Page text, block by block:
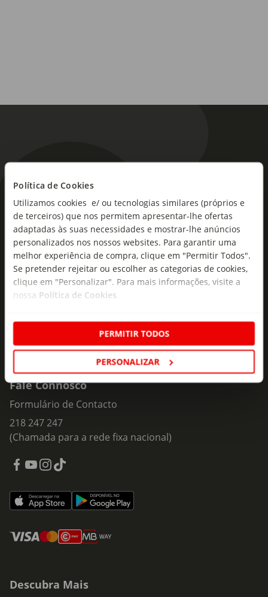
Política de Cookies
Utilizamos cookies e/ ou tecnologias similares (próprios e
de terceiros) que nos permitem apresentar-lhe ofertas
adaptadas às suas necessidades e mostrar-lhe anúncios
personalizados nos nossos websites. Para garantir uma
melhor experiência de compra, clique em "Permitir Todos".
Se pretender rejeitar ou escolher as categorias de cookies,
clique em "Personalizar". Para mais informações, visite a
nossa Política de Cookies.
PERMITIR TODOS
PERSONALIZAR
As novidades mais frescas no
seu e-mail!
Subscreva e descubra campanhas exclusivas,
ofertas e novidades para si.
Insira o seu e-
mail
Subscrever
Fale Connosco
Formulário de Contacto
218 247 247
(Chamada para a rede fixa nacional)
Descubra Mais